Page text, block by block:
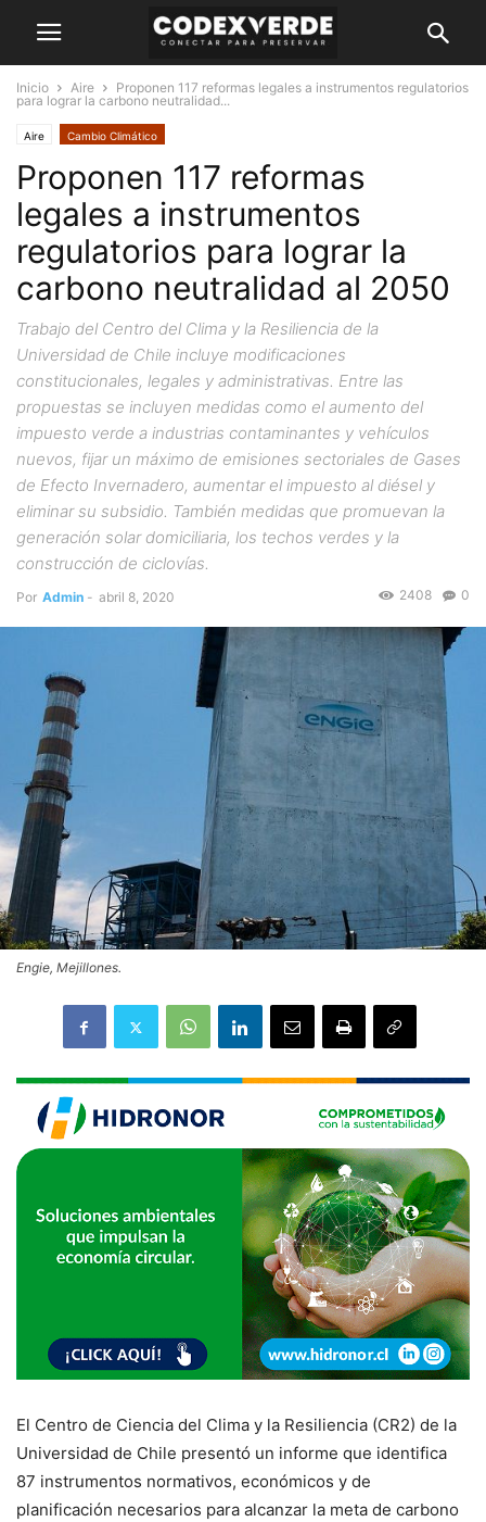
Inicio Aire
Proponen 117 reformas legales a instrumentos regulatorios
para lograr la carbono neutralidad...
Aire Cambio Climático
Proponen 117 reformas
legales a instrumentos
regulatorios para lograr la
carbono neutralidad al 2050
Trabajo del Centro del Clima y la Resiliencia de la
Universidad de Chile incluye modificaciones
constitucionales, legales y administrativas. Entre las
propuestas se incluyen medidas como el aumento del
impuesto verde a industrias contaminantes y vehículos
nuevos, fijar un máximo de emisiones sectoriales de Gases
de Efecto Invernadero, aumentar el impuesto al diésel y
eliminar su subsidio. También medidas que promuevan la
generación solar domiciliaria, los techos verdes y la
construcción de ciclovías.
Por Admin - abril 8, 2020 0
2408
Engie, Mejillones.
El Centro de Ciencia del Clima y la Resiliencia (CR2) de la
Universidad de Chile presentó un informe que identifica
87 instrumentos normativos, económicos y de
planificación necesarios para alcanzar la meta de carbono